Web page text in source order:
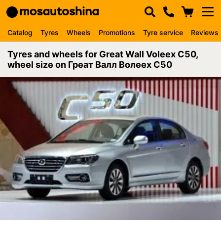
Catalog Tyres Wheels Promotions Tyre service Reviews
Tyres and wheels for Great Wall Voleex C50,
wheel size on Греат Валл Волеех С50